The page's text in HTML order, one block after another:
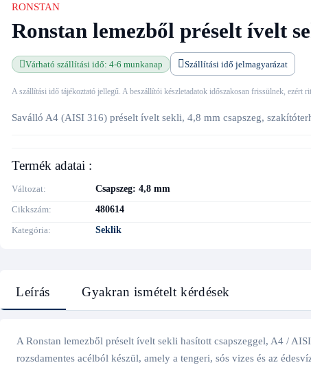
RONSTAN
Ronstan lemezből préselt ívelt
Várható szállítási idő: 4-6 munkanap Szállítási idő jelmagyarázat
A szállítási idő tájékoztató jellegű. A beszállítói készletadatok időszakosan frissülnek, ezért
Saválló A4 (AISI 316) préselt ívelt sekli, 4,8 mm csapszeg,
Termék adatai :
Változat
Csapszeg: 4,8 mm
Cikkszám
480614
Kategória
Seklik
Leírás Gyakran ismételt kérdések
A Ronstan lemezből préselt ívelt sekli hasított csapszeggel, A4 /
rozsdamentes acélból készül, amely a tengeri, sós vizes és az